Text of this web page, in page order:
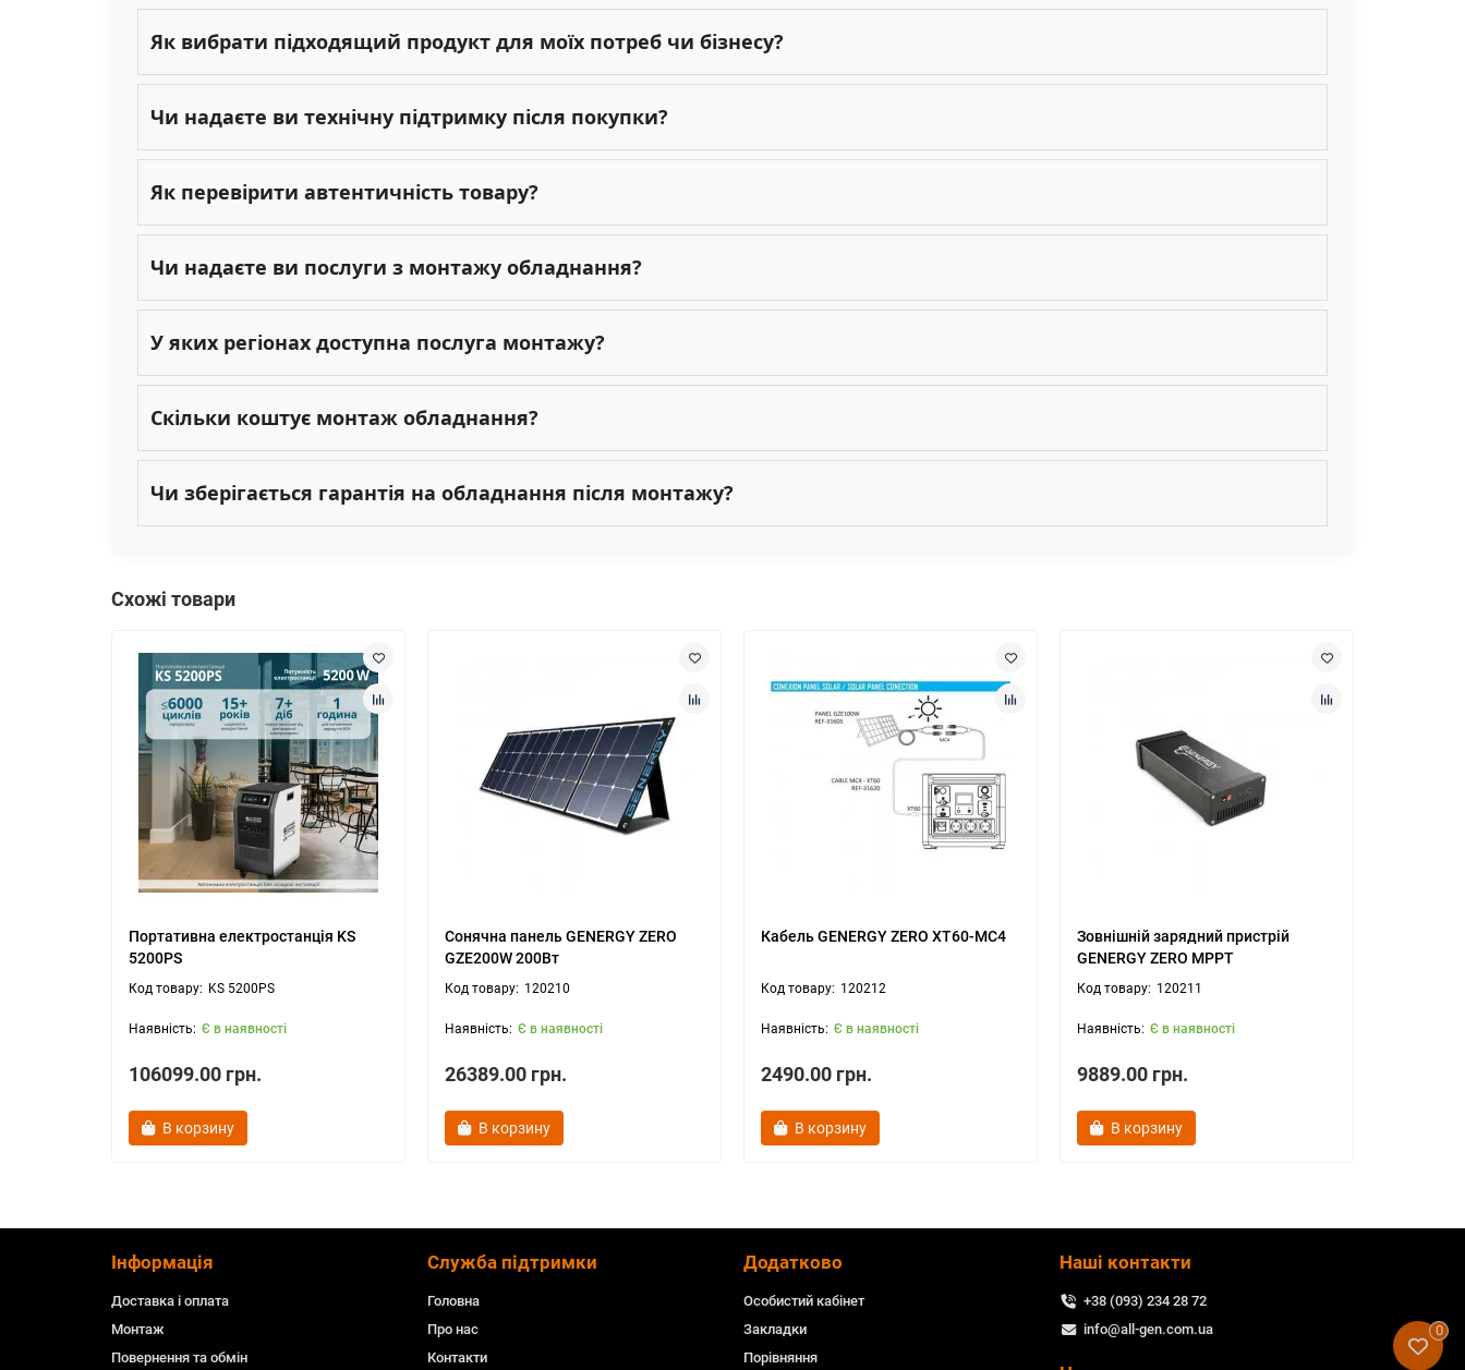
Як вибрати підходящий продукт для моїх потреб чи бізнесу?
Чи надаєте ви технічну підтримку після покупки?
Як перевірити автентичність товару?
Чи надаєте ви послуги з монтажу обладнання?
У яких регіонах доступна послуга монтажу?
Скільки коштує монтаж обладнання?
Чи зберігається гарантія на обладнання після монтажу?
Схожі товари
Портативна електростанція KS
5200PS
KS 5200PS
Є в наявності
106099.00 грн.
В корзину
Сонячна панель GENERGY ZERO
GZE200W 200Вт
120210
Є в наявності
26389.00 грн.
В корзину
Кабель GENERGY ZERO XT60-MC4
120212
Є в наявності
2490.00 грн.
В корзину
Зовнішній зарядний пристрій
GENERGY ZERO MPPT
120211
Є в наявності
9889.00 грн.
В корзину
Інформація
Доставка і оплата
Монтаж
Повернення та обмін
Служба підтримки
Головна
Про нас
Контакти
Додатково
Особистий кабінет
Закладки
Порівняння
Наші контакти
+38 (093) 234 28 72
info@all-gen.com.ua
0